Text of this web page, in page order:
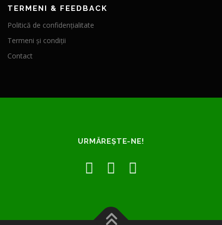
TERMENI & FEEDBACK
Politică de confidențialitate
Termeni și condiții
Contact
URMĂREȘTE-NE!